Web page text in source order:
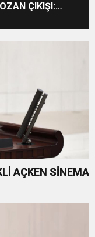
ÇIKIŞI:
ÇIKMA
AÇKEN SİNEMA